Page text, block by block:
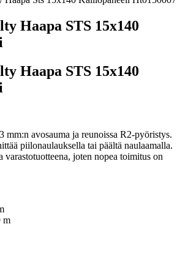
Haapa STS 15x140
Haapa STS 15x140
mm:n avosauma ja reunoissa R2-pyöristys.
piilonaulauksella tai päältä naulaamalla.
varastotuotteena, joten nopea toimitus on
m